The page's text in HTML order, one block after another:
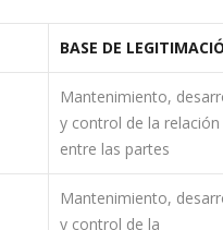
BASE DE
Mantenimiento,
y control de la
entre las partes
Mantenimiento,
y control de la